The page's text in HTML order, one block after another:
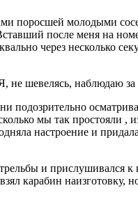
поросшей молодыми
после меня на
через несколько
шевелясь, наблюдаю
подозрительно
мы так простояли ,
настроение и
и прислушивался
карабин